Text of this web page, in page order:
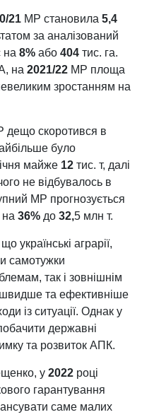
21 МР становила 5,4
за аналізований
на 8% або 404 тис. га.
на 2021/22 МР площа
зростанням на
дещо скоротився в
було
майже 12 тис. т, далі
не відбувалось в
МР прогнозується
на 36% до 32,5 млн т.
українські аграрії,
самотужки
так і зовнішнім
та ефективніше
із ситуації. Однак у
державні
та розвиток АПК.
у 2022 році
гарантування
саме малих